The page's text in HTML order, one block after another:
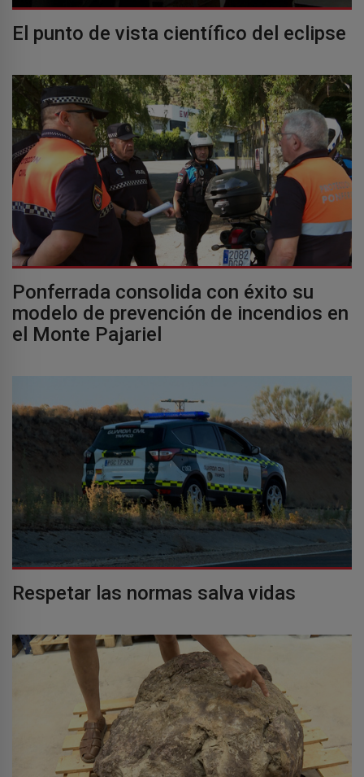
El punto de vista científico del eclipse
Ponferrada consolida con éxito su
modelo de prevención de incendios en
el Monte Pajariel
Respetar las normas salva vidas